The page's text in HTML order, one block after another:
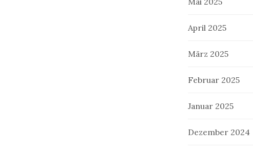
April 2025
März 2025
Februar 2025
Januar 2025
Dezember 2024